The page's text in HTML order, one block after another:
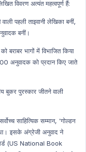
विवरण अत्यंत महत्वपूर्ण हैं:
पहली ताइवानी लेखिका बनीं,
बनीं।
भागों में विभाजित किया
को प्रदान किए जाते
बुकर पुरस्कार जीतने वाली
साहित्यिक सम्मान, 'गोल्डन
इसके अंग्रेजी अनुवाद ने
(US National Book